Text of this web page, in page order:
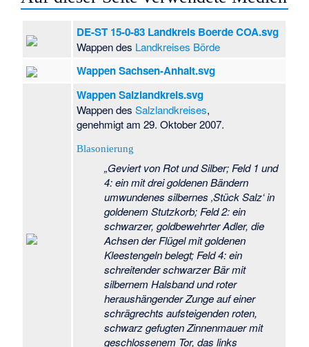
Algenstedt ·
Altensalzwedel·
Kriegerdenkmal
Kriegerdenkmal
Audorf
Kriegerdenkmal
Badel·
Kriegerdenkmal
Birkholz·
Kriegerdenkmal
Bölsdorf·
Kriegerdenkmal
Dannefeld·
Kriegerdenkmal
Dannigkow
(Weltkriege)
Kriegerdenkmal
Demker·
Kriegerdenkmal
Dähre (Obelisk)
DE-ST 15-0-83 Landkreis Boerde COA.svg
Wappen des Landkreises Börde
Wappen Sachsen-Anhalt.svg
Wappen Salzlandkreis.svg
Wappen desSalzlandkreises,
genehmigt am 29. Oktober 2007.
Blasonierung
„Geviert von Rot und Silber; Feld 1 und
4: ein mit drei goldenen Bändern
umwundenes silbernes ‚Stück Salz‘ in
goldenem Stutzkorb; Feld 2: ein
schwarzer, goldbewehrter Adler, die
Achsen der Flügel mit goldenen
Kleestengeln belegt; Feld 4: ein
schreitender schwarzer Bär mit
silbernem Halsband und roter
heraushängender Zunge auf einer
schrägrechts aufsteigenden roten,
schwarz gefugten Zinnenmauer mit
geschlossenem Tor, das links